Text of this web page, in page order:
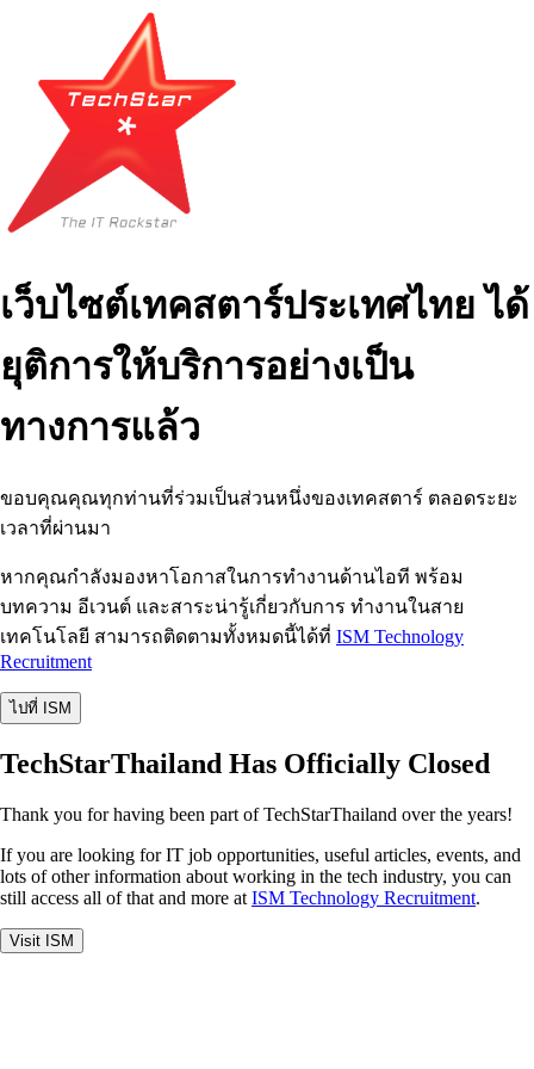
เว็บไซต์เทคสตาร์ประเทศไทย ได้
ยุติการให้บริการอย่างเป็น
ทางการแล้ว
ขอบคุณคุณทุกท่านที่ร่วมเป็นส่วนหนึ่งของเทคสตาร์ ตลอดระยะ
เวลาที่ผ่านมา
หากคุณกำลังมองหาโอกาสในการทำงานด้านไอที พร้อม
บทความ อีเวนต์ และสาระน่ารู้เกี่ยวกับการ ทำงานในสาย
เทคโนโลยี สามารถติดตามทั้งหมดนี้ได้ที่ ISM Technology
Recruitment
ไปที่ ISM
TechStarThailand Has Officially Closed
Thank you for having been part of TechStarThailand over the years!
If you are looking for IT job opportunities, useful articles, events, and
lots of other information about working in the tech industry, you can
still access all of that and more at ISM Technology Recruitment.
Visit ISM